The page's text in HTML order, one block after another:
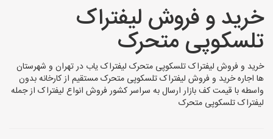
استان ها
خرید و فروش لیفتراک‌
تلسکوپی متحرک
خرید و فروش لیفتراک‌ تلسکوپی متحرک لیفتراک یاب در تهران و شهرستان
ها اجاره خرید و فروش لیفتراک‌ تلسکوپی متحرک مستقیم از کارخانه بدون
واسطه با قیمت کف بازار ارسال به سراسر کشور فروش انواع لیفتراک از جمله
لیفتراک‌ تلسکوپی متحرک